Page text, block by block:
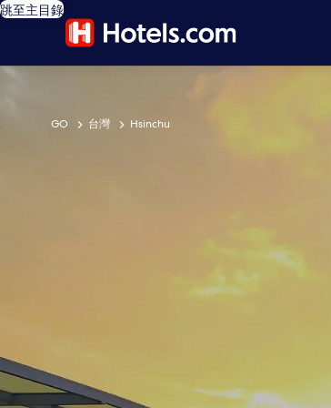
跳至主目錄
GO 台灣 Hsinchu